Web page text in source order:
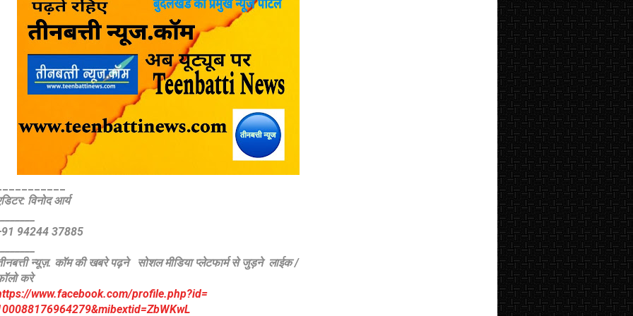
विनोद आर्य
94244 37885
न्यूज़. कॉम की खबरे पढ़नेसोशल मीडिया प्लेटफार्म से जुड़ने लाईक /
करे
www.facebook.com/profile.php?id=
ZbWKwL